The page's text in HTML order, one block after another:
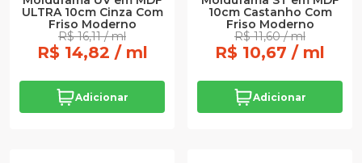
ULTRA 10cm Cinza Com
Friso Moderno
R$ 16,11 / ml
R$ 14,82 / ml
Adicionar
10cm Castanho Com
Friso Moderno
R$ 11,60 / ml
R$ 10,67 / ml
Adicionar